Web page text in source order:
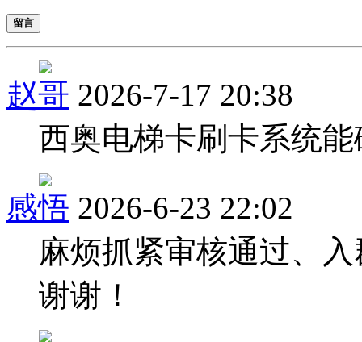
留言
赵哥 2026-7-17 20:38
西奥电梯卡刷卡系统能
感悟 2026-6-23 22:02
麻烦抓紧审核通过、
谢谢！